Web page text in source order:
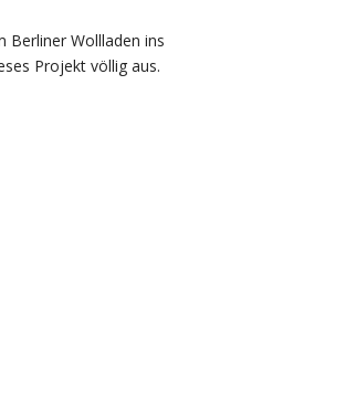
Berliner Wollladen ins
Projekt völlig aus.